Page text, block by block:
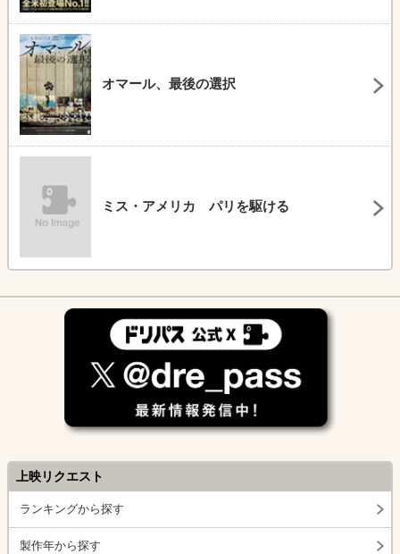
オマール、最後の選択
ミス・アメリカ パリを駆ける
上映リクエスト
ランキングから探す
製作年から探す